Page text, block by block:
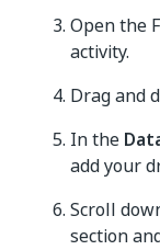
Open the
activity.
Drag and
In the
add your
Scroll
section